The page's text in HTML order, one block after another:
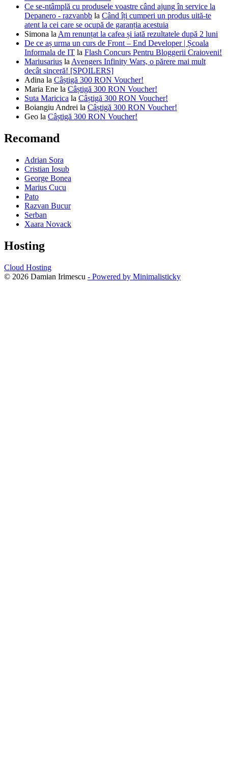
Ce se-ntâmplă cu produsele voastre când ajung în service la
Depanero - razvanbb la Când îți cumperi un produs uită-te
atent la cei care se ocupă de garanția acestuia
Simona la Am renunțat la cafea și iată rezultatele după 2 luni
De ce aș urma un curs de Front – End Developer | Școala
Informala de IT la Flash Concurs Pentru Bloggerii Craioveni!
Mariusarius la Avengers Infinity Wars, o părere mai mult
decât sinceră! [SPOILERS]
Adina la Câștigă 300 RON Voucher!
Maria Ene la Câștigă 300 RON Voucher!
Suta Maricica la Câștigă 300 RON Voucher!
Boiangiu Andrei la Câștigă 300 RON Voucher!
Geo la Câștigă 300 RON Voucher!
Recomand
Adrian Sora
Cristian Iosub
George Bonea
Marius Cucu
Pato
Razvan Bucur
Serban
Xaara Novack
Hosting
Cloud Hosting
© 2026 Damian Irimescu - Powered by Minimalisticky